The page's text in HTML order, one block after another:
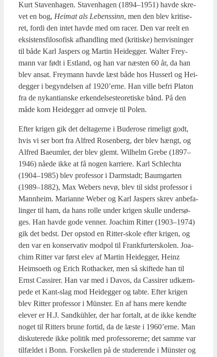
Kurt Sta­ven­ha­gen. Sta­ven­ha­gen (1894–1951) hav­de skre­
vet en bog, Hei­mat als Lebens­sinn, men den blev kri­ti­se­
ret, for­di den intet hav­de med om racer. Den var reelt en
eksi­stens­fi­lo­so­fisk afhand­ling med (kri­ti­ske) hen­vis­nin­ger
til både Karl Jas­pers og Mar­tin Hei­deg­ger. Wal­ter Frey­
mann var født i Est­land, og han var næsten 60 år, da han
blev ansat. Frey­mann hav­de læst både hos Hus­serl og Hei­
deg­ger i begyn­del­sen af 1920’erne. Han vil­le befri Pla­ton
fra de nykan­ti­an­ske erken­del­ses­te­o­re­ti­ske bånd. På den
måde kom Hei­deg­ger ad omve­je til Polen.
Efter kri­gen gik det del­ta­ger­ne i Budero­se rime­ligt godt,
hvis vi ser bort fra Alfred Rosen­berg, der blev hængt, og
Alfred Bae­um­ler, der blev glemt. Wil­helm Gre­be (1897–
1946) nåe­de ikke at få nogen kar­ri­e­re. Karl Schle­ch­ta
(1904–1985) blev pro­fes­sor i Darmstadt; Baum­g­ar­ten
(1989–1882), Max Webers nevø, blev til sidst pro­fes­sor i
Mann­heim. Mari­an­ne Weber og Karl Jas­pers skrev anbe­fa­
lin­ger til ham, da hans rol­le under kri­gen skul­le under­sø­
ges. Han hav­de gode ven­ner. Joa­chim Rit­ter (1903–1974)
gik det bedst. Der opstod en Rit­ter-sko­le efter kri­gen, og
den var en kon­ser­va­tiv mod­pol til Frank­fur­ter­sko­len. Joa­
chim Rit­ter var først elev af Mar­tin Hei­deg­ger, Heinz
Heimso­eth og Erich Rot­ha­ck­er, men så skif­te­de han til
Ernst Cas­si­rer. Han var med i Davos, da Cas­si­rer udkæm­
pe­de et Kant-slag mod Hei­deg­ger og tab­te. Efter kri­gen
blev Rit­ter pro­fes­sor i Mün­ster. En af hans mere kend­te
ele­ver er H.J. Sand­küh­ler, der har for­talt, at de ikke kend­te
noget til Rit­ters bru­ne for­tid, da de læste i 1960’erne. Man
dis­ku­te­re­de ikke poli­tik med pro­fes­so­rer­ne; det sam­me var
til­fæl­det i Bonn. For­skel­len på de stu­de­ren­de i Mün­ster og